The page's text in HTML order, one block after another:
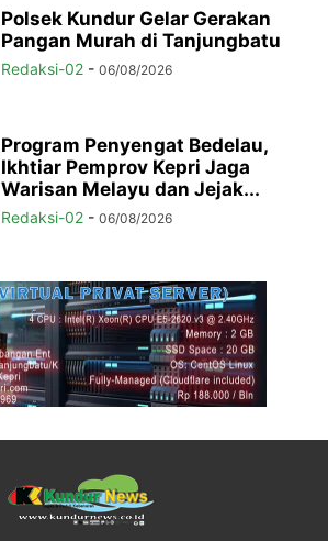
Polsek Kundur Gelar Gerakan
Pangan Murah di Tanjungbatu
Redaksi-02 - 06/08/2026
Program Penyengat Bedelau,
Ikhtiar Pemprov Kepri Jaga
Warisan Melayu dan Jejak...
Redaksi-02 - 06/08/2026